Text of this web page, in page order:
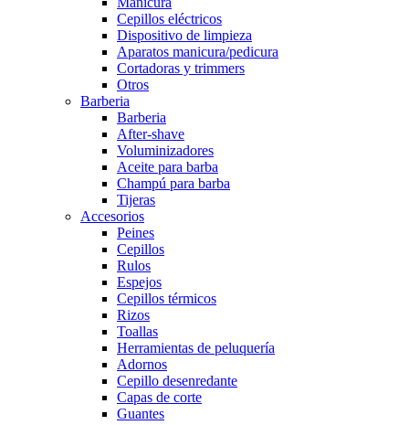
Cepillos eléctricos
Dispositivo de limpieza
Aparatos manicura/pedicura
Cortadoras y trimmers
Otros
Barberia
Barberia
After-shave
Voluminizadores
Aceite para barba
Champú para barba
Tijeras
Accesorios
Peines
Cepillos
Rulos
Espejos
Cepillos térmicos
Rizos
Toallas
Herramientas de peluquería
Adornos
Cepillo desenredante
Capas de corte
Guantes